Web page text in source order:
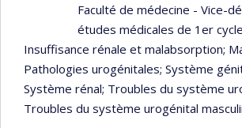
Faculté de médecine - Vice-
études médicales de 1er cycle
Insuffisance rénale et malabsorption;
Pathologies urogénitales; Système
Système rénal; Troubles du système
Troubles du système urogénital